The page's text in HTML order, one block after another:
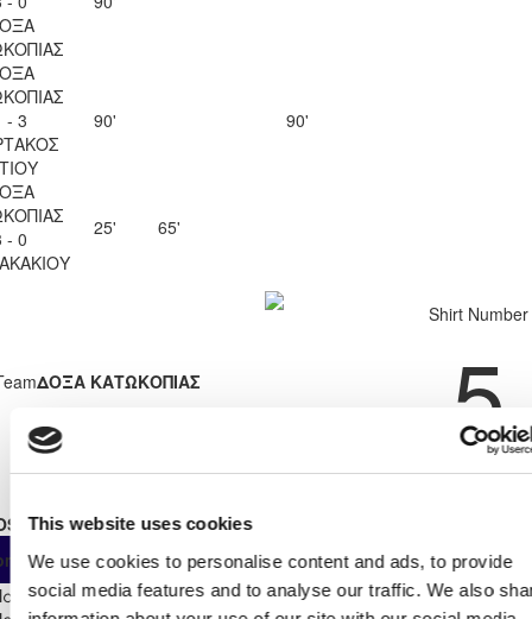
This website uses cookies
We use cookies to personalise content and ads, to provide
social media features and to analyse our traffic. We also
- 3
90' 90'
- 0
25' 65'
ΔΟΞΑ ΚΑΤΩΚΟΠΙΑΣ
Shirt Number
5
STATS 2025 - 2026
App Substitute Start